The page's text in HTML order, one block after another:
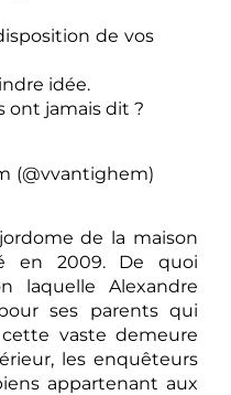
de vos
idée.
ont jamais dit ?
(@vvantighem)
de la maison
en 2009. De quoi
laquelle Alexandre
ses parents qui
vaste demeure
les enquêteurs
appartenant aux